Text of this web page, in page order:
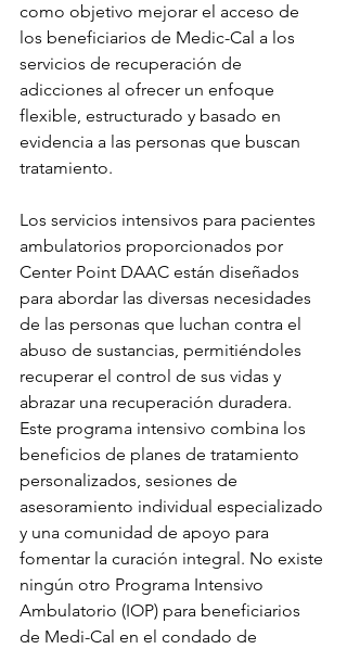
como objetivo mejorar el acceso de
los beneficiarios de Medic-Cal a los
servicios de recuperación de
adicciones al ofrecer un enfoque
flexible, estructurado y basado en
evidencia a las personas que buscan
tratamiento.
Los servicios intensivos para pacientes
ambulatorios proporcionados por
Center Point DAAC están diseñados
para abordar las diversas necesidades
de las personas que luchan contra el
abuso de sustancias, permitiéndoles
recuperar el control de sus vidas y
abrazar una recuperación duradera.
Este programa intensivo combina los
beneficios de planes de tratamiento
personalizados, sesiones de
asesoramiento individual especializado
y una comunidad de apoyo para
fomentar la curación integral. No existe
ningún otro Programa Intensivo
Ambulatorio (IOP) para beneficiarios
de Medi-Cal en el condado de